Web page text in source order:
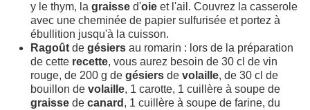
y le thym, la graisse d'oie et l'ail. Couvrez la casserole
avec une cheminée de papier sulfurisée et portez à
ébullition jusqu'à la cuisson.
Ragoût de gésiers au romarin : lors de la préparation
de cette recette, vous aurez besoin de 30 cl de vin
rouge, de 200 g de gésiers de volaille, de 30 cl de
bouillon de volaille, 1 carotte, 1 cuillère à soupe de
graisse de canard , 1 cuillère à soupe de farine, du